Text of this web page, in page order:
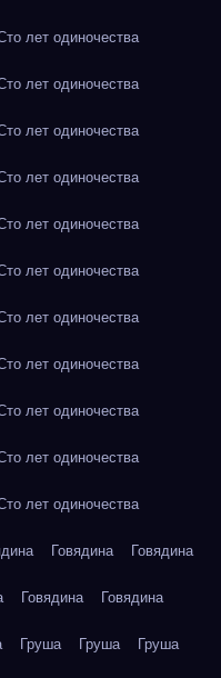
лет одиночества
лет одиночества
лет одиночества
лет одиночества
лет одиночества
лет одиночества
лет одиночества
лет одиночества
лет одиночества
лет одиночества
лет одиночества
Говядина Говядина
Говядина Говядина
Груша Груша Груша